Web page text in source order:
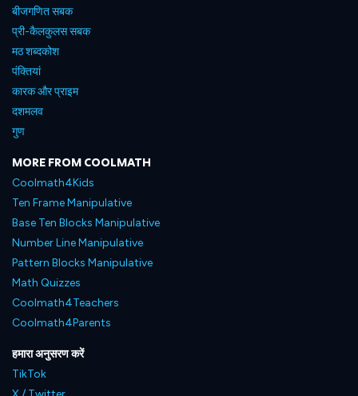
बीजगणित सबक
प्री-कैलकुलस सबक
मठ शब्दकोश
पंक्तियां
कारक और प्राइम
दशमलव
गुण
MORE FROM COOLMATH
Coolmath4Kids
Ten Frame Manipulative
Base Ten Blocks Manipulative
Number Line Manipulative
Pattern Blocks Manipulative
Math Quizzes
Coolmath4Teachers
Coolmath4Parents
हमारा अनुसरण करें
TikTok